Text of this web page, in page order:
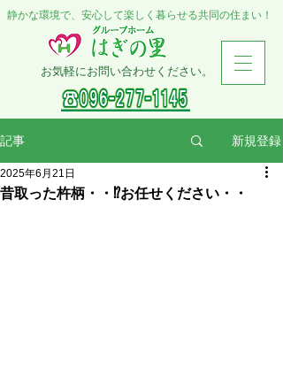
静かな環境で、安心して楽しく暮らせる共同の住まい！
お気軽にお問い合わせください。
記事 新規登録
昔取った杵柄・・⁉お任せください・・
2025年6月21日